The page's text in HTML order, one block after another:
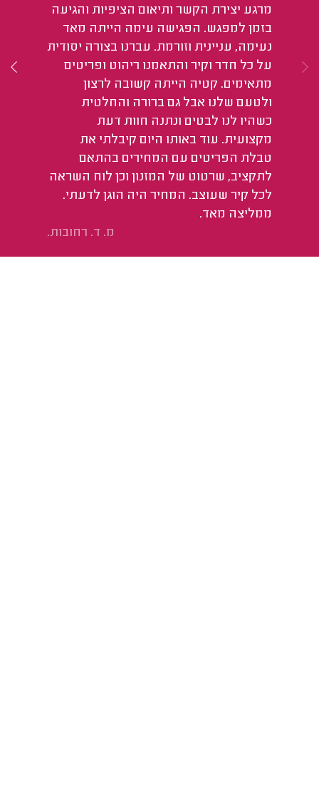
מרגע יצירת הקשר ותיאום הציפיות והגיעה
בזמן למפגש. הפגישה עימה הייתה מאד
נעימה, עניינית וזורמת. עברנו בצורה יסודית
על כל חדר וקיר והתאמנו ריהוט ופריטים
מתאימים. קטיה הייתה קשובה לרצון
ולטעם שלנו אבל גם ברורה והחלטית
כשהיו לנו לבטים ונתנה חוות דעת
מקצועית. עוד באותו היום קיבלתי את
טבלת הפריטים עם המחירים בהתאם
לתקציב, שרטוט של המזנון וכן לוח השראה
לכל קיר שעוצב. המחיר היה הוגן לדעתי.
ממליצה מאד.
מ. ד. רחובות.